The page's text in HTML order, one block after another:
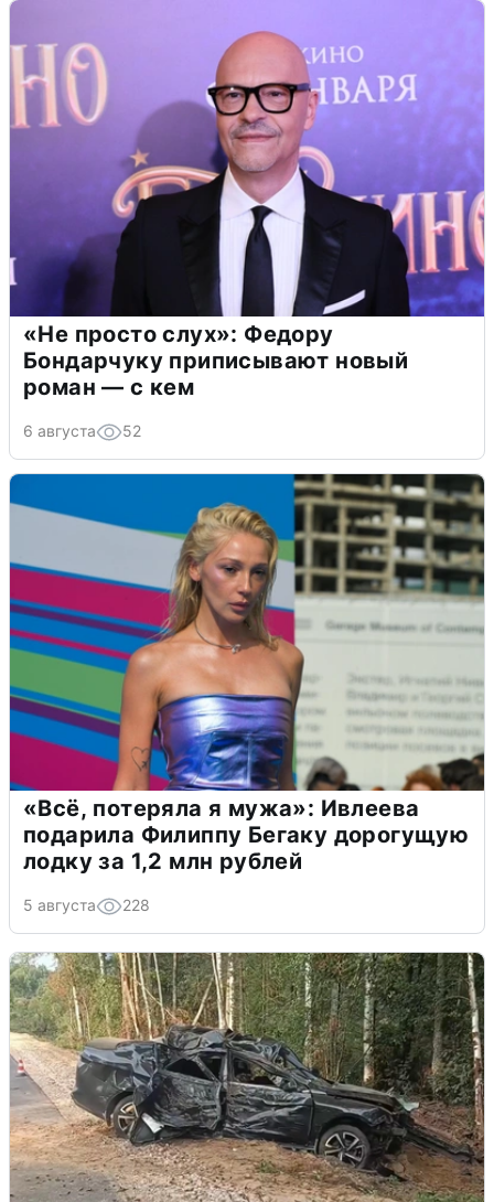
«Не просто слух»: Федору
Бондарчуку приписывают новый
роман — с кем
6 августа 52
«Всё, потеряла я мужа»: Ивлеева
подарила Филиппу Бегаку дорогущую
лодку за 1,2 млн рублей
5 августа 228